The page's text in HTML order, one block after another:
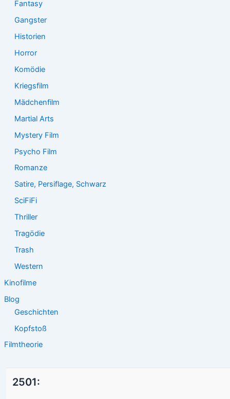
Fantasy
Gangster
Historien
Horror
Komödie
Kriegsfilm
Mädchenfilm
Martial Arts
Mystery Film
Psycho Film
Romanze
Satire, Persiflage, Schwarz
SciFiFi
Thriller
Tragödie
Trash
Western
Kinofilme
Blog
Geschichten
Kopfstoß
Filmtheorie
2501: